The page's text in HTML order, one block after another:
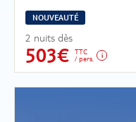
NOUVEAUTÉ
2 nuits dès
503€
TTC
/ pers.